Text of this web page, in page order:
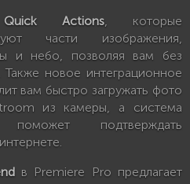
Quick Actions, которые
части изображения,
и небо, позволяя вам без
Также новое интеграционное
вам быстро загружать фото
из камеры, а система
подтверждать
в Premiere Pro предлагает